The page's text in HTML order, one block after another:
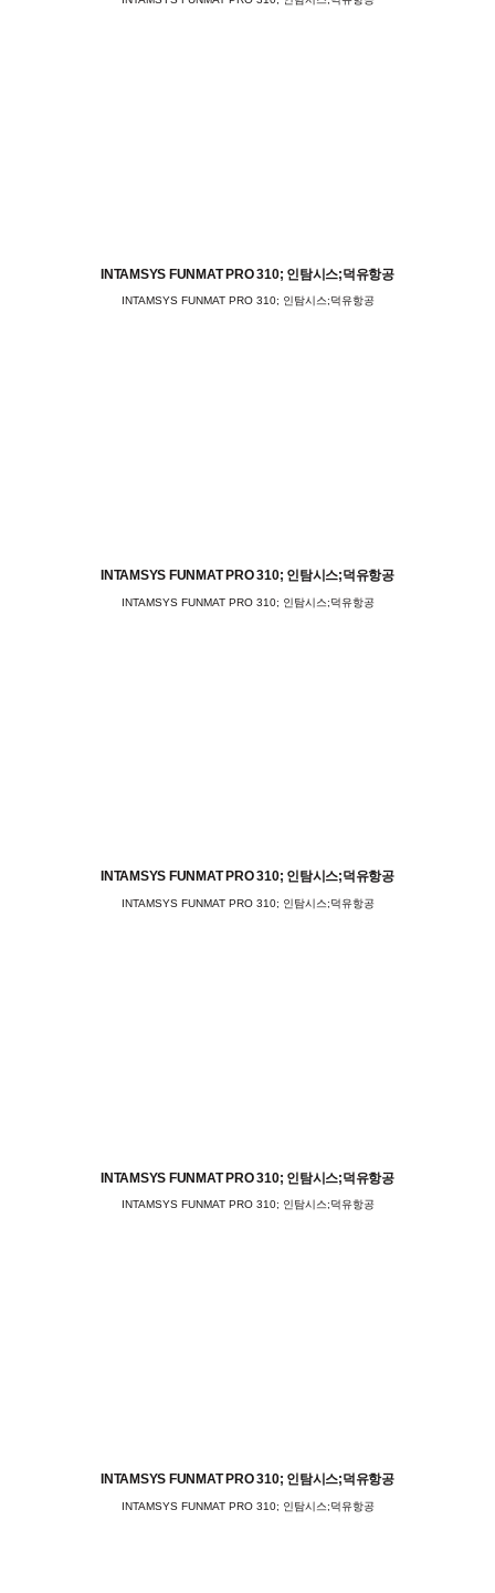
INTAMSYS FUNMAT PRO 310; 인탐시스;덕유항공
INTAMSYS FUNMAT PRO 310; 인탐시스;덕유항공
INTAMSYS FUNMAT PRO 310; 인탐시스;덕유항공
INTAMSYS FUNMAT PRO 310; 인탐시스;덕유항공
INTAMSYS FUNMAT PRO 310; 인탐시스;덕유항공
INTAMSYS FUNMAT PRO 310; 인탐시스;덕유항공
INTAMSYS FUNMAT PRO 310; 인탐시스;덕유항공
INTAMSYS FUNMAT PRO 310; 인탐시스;덕유항공
INTAMSYS FUNMAT PRO 310; 인탐시스;덕유항공
INTAMSYS FUNMAT PRO 310; 인탐시스;덕유항공